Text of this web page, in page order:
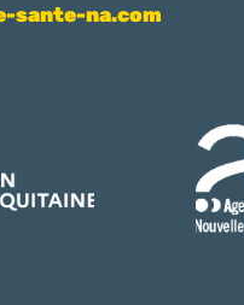
sante-na.com